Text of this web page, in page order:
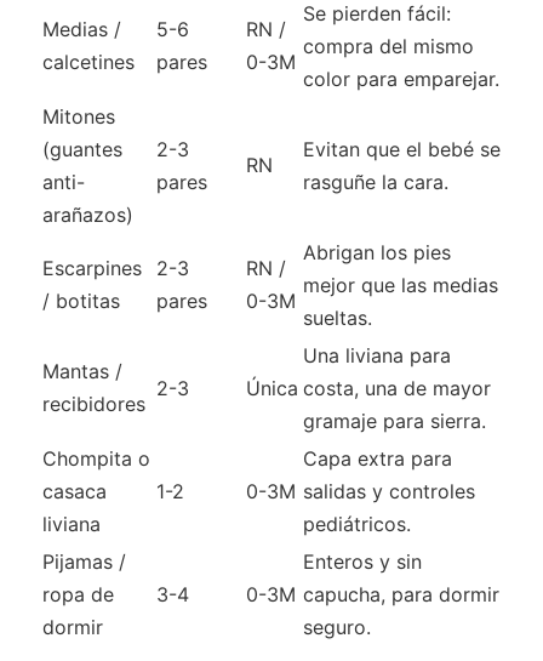
Medias /
calcetines
5-6
pares
RN /
0-3M
Se pierden fácil:
compra del mismo
color para emparejar.
Mitones
(guantes
anti-
arañazos)
2-3
pares
RN
Evitan que el bebé se
rasguñe la cara.
Escarpines
/ botitas
2-3
pares
RN /
0-3M
Abrigan los pies
mejor que las medias
sueltas.
Mantas /
recibidores
2-3 Única
Una liviana para
costa, una de mayor
gramaje para sierra.
Chompita o
casaca
liviana
1-2 0-3M
Capa extra para
salidas y controles
pediátricos.
Pijamas /
ropa de
dormir
3-4 0-3M
Enteros y sin
capucha, para dormir
seguro.